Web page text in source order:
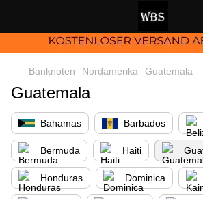
Banknoten Nordamerika Guatemala
Guatemala
Bahamas Barbados
Bermuda Haiti
Honduras Dominica